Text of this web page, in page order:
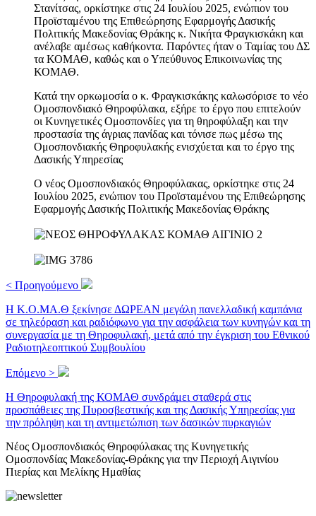
Στανίτσας, ορκίστηκε στις 24 Ιουλίου 2025, ενώπιον του
Προϊσταμένου της Επιθεώρησης Εφαρμογής Δασικής
Πολιτικής Μακεδονίας Θράκης κ. Νικήτα Φραγκισκάκη και
ανέλαβε αμέσως καθήκοντα. Παρόντες ήταν ο Ταμίας του ΔΣ
τα ΚΟΜΑΘ, καθώς και ο Υπεύθυνος Επικοινωνίας της
ΚΟΜΑΘ.
Κατά την ορκωμοσία ο κ. Φραγκισκάκης καλωσόρισε το νέο
Ομοσπονδιακό Θηροφύλακα, εξήρε το έργο που επιτελούν
οι Κυνηγετικές Ομοσπονδίες για τη θηροφύλαξη και την
προστασία της άγριας πανίδας και τόνισε πως μέσω της
Ομοσπονδιακής Θηροφυλακής ενισχύεται και το έργο της
Δασικής Υπηρεσίας
Ο νέος Ομοσπονδιακός Θηροφύλακας, ορκίστηκε στις 24
Ιουλίου 2025, ενώπιον του Προϊσταμένου της Επιθεώρησης
Εφαρμογής Δασικής Πολιτικής Μακεδονίας Θράκης
< Προηγούμενο
Η Κ.Ο.ΜΑ.Θ ξεκίνησε ΔΩΡΕΑΝ μεγάλη πανελλαδική καμπάνια
σε τηλεόραση και ραδιόφωνο για την ασφάλεια των κυνηγών και τη
συνεργασία με τη Θηροφυλακή, μετά από την έγκριση του Εθνικού
Ραδιοτηλεοπτικού Συμβουλίου
Επόμενο >
Η Θηροφυλακή της ΚΟΜΑΘ συνδράμει σταθερά στις
προσπάθειες της Πυροσβεστικής και της Δασικής Υπηρεσίας για
την πρόληψη και τη αντιμετώπιση των δασικών πυρκαγιών
Νέος Ομοσπονδιακός Θηροφύλακας της Κυνηγετικής
Ομοσπονδίας Μακεδονίας-Θράκης για την Περιοχή Αιγινίου
Πιερίας και Μελίκης Ημαθίας